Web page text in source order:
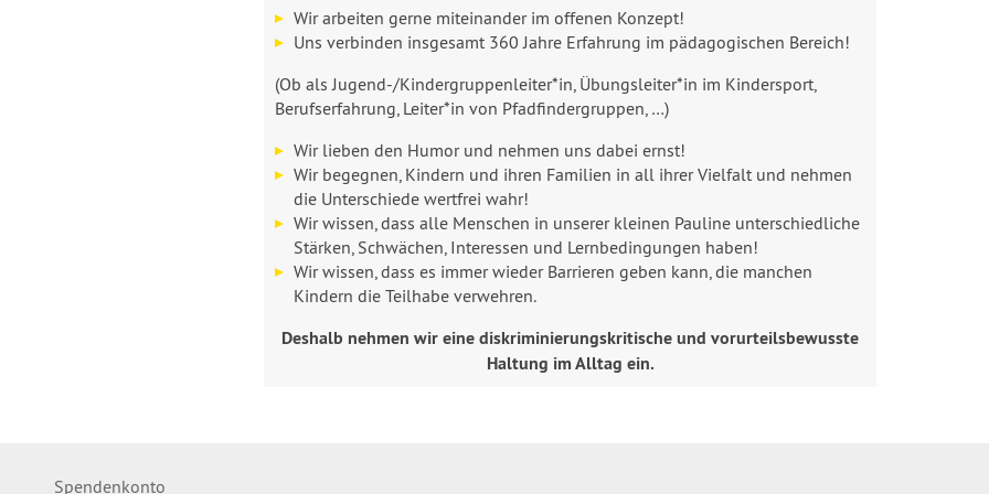
Wir arbeiten gerne miteinander im offenen Konzept!
Uns verbinden insgesamt 360 Jahre Erfahrung im pädagogischen Bereich!
(Ob als Jugend-/Kindergruppenleiter*in, Übungsleiter*in im Kindersport,
Berufserfahrung, Leiter*in von Pfadfindergruppen, …)
Wir lieben den Humor und nehmen uns dabei ernst!
Wir begegnen, Kindern und ihren Familien in all ihrer Vielfalt und nehmen
die Unterschiede wertfrei wahr!
Wir wissen, dass alle Menschen in unserer kleinen Pauline unterschiedliche
Stärken, Schwächen, Interessen und Lernbedingungen haben!
Wir wissen, dass es immer wieder Barrieren geben kann, die manchen
Kindern die Teilhabe verwehren.
Deshalb nehmen wir eine diskriminierungskritische und vorurteilsbewusste
Haltung im Alltag ein.
Spendenkonto